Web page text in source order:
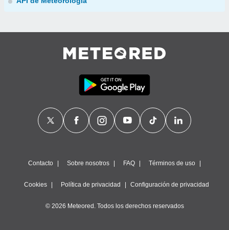
Contacto Sobre nosotros FAQ Términos de uso
Cookies Política de privacidad Configuración de privacidad
© 2026 Meteored. Todos los derechos reservados